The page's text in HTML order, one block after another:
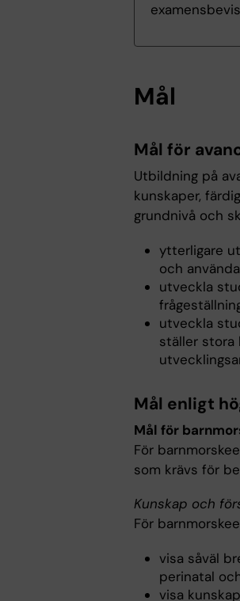
Mål
Mål för
Utbildning på
kunskaper,
grundnivå och
ytterligare
och
utveckla
utveckla
ställer stora
Mål enligt
Mål för
För
som krävs för
Kunskap och
För
visa såväl
perinatal
visa